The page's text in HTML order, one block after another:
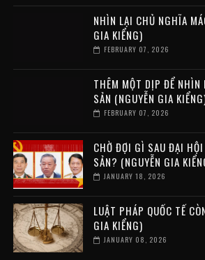
NHÌN LẠI CHỦ NGHĨA
GIA KIỂNG)
FEBRUARY 07, 2026
THÊM MỘT DỊP ĐỂ NHÌN
SẢN (NGUYỄN GIA
FEBRUARY 07, 2026
CHỜ ĐỢI GÌ SAU ĐẠI
SẢN? (NGUYỄN GIA
JANUARY 18, 2026
LUẬT PHÁP QUỐC TẾ
GIA KIỂNG)
JANUARY 08, 2026